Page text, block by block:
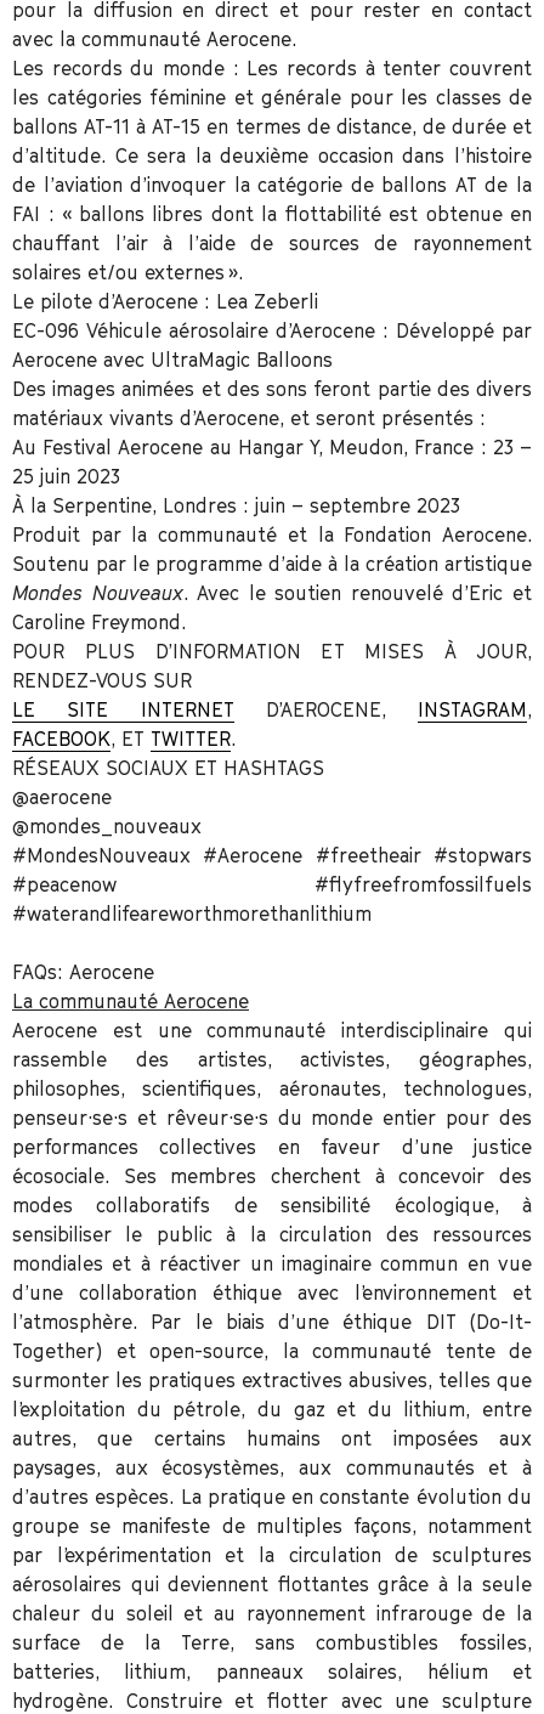
pour la diffusion en direct et pour rester en contact
avec la communauté Aerocene.
Les records du monde : Les records à tenter couvrent
les catégories féminine et générale pour les classes de
ballons AT-11 à AT-15 en termes de distance, de durée et
d’altitude. Ce sera la deuxième occasion dans l’histoire
de l’aviation d’invoquer la catégorie de ballons AT de la
FAI : « ballons libres dont la flottabilité est obtenue en
chauffant l’air à l’aide de sources de rayonnement
solaires et/ou externes ».
Le pilote d’Aerocene : Lea Zeberli
EC-096 Véhicule aérosolaire d’Aerocene : Développé par
Aerocene avec UltraMagic Balloons
Des images animées et des sons feront partie des divers
matériaux vivants d’Aerocene, et seront présentés :
Au Festival Aerocene au Hangar Y, Meudon, France : 23 –
25 juin 2023
À la Serpentine, Londres : juin – septembre 2023
Produit par la communauté et la Fondation Aerocene.
Soutenu par le programme d’aide à la création artistique
Mondes Nouveaux. Avec le soutien renouvelé d’Eric et
Caroline Freymond.
POUR PLUS D’INFORMATION ET MISES À JOUR,
RENDEZ-VOUS SUR
LE SITE INTERNET D’AEROCENE, INSTAGRAM,
FACEBOOK, ET TWITTER.
RÉSEAUX SOCIAUX ET HASHTAGS
@aerocene
@mondes_nouveaux
#MondesNouveaux #Aerocene #freetheair #stopwars
#peacenow #flyfreefromfossilfuels
#waterandlifeareworthmorethanlithium
FAQs: Aerocene
La communauté Aerocene
Aerocene est une communauté interdisciplinaire qui
rassemble des artistes, activistes, géographes,
philosophes, scientifiques, aéronautes, technologues,
penseur·se·s et rêveur·se·s du monde entier pour des
performances collectives en faveur d’une justice
écosociale. Ses membres cherchent à concevoir des
modes collaboratifs de sensibilité écologique, à
sensibiliser le public à la circulation des ressources
mondiales et à réactiver un imaginaire commun en vue
d’une collaboration éthique avec l’environnement et
l’atmosphère. Par le biais d’une éthique DIT (Do-It-
Together) et open-source, la communauté tente de
surmonter les pratiques extractives abusives, telles que
l’exploitation du pétrole, du gaz et du lithium, entre
autres, que certains humains ont imposées aux
paysages, aux écosystèmes, aux communautés et à
d’autres espèces. La pratique en constante évolution du
groupe se manifeste de multiples façons, notamment
par l’expérimentation et la circulation de sculptures
aérosolaires qui deviennent flottantes grâce à la seule
chaleur du soleil et au rayonnement infrarouge de la
surface de la Terre, sans combustibles fossiles,
batteries, lithium, panneaux solaires, hélium et
hydrogène. Construire et flotter avec une sculpture